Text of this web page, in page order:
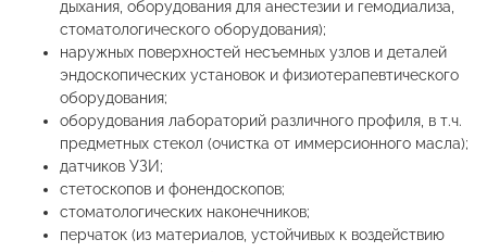
дыхания, оборудования для анестезии и гемодиализа,
стоматологического оборудования);
наружных поверхностей несъемных узлов и деталей
эндоскопических установок и физиотерапевтического
оборудования;
оборудования лабораторий различного профиля, в т.ч.
предметных стекол (очистка от иммерсионного масла);
датчиков УЗИ;
стетоскопов и фонендоскопов;
стоматологических наконечников;
перчаток (из материалов, устойчивых к воздействию